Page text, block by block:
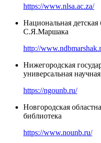
https://www.nlsa.ac.za/
Национальная
С.Я.Маршака
http://
Нижегородская
универсальная
https://ngounb.ru/
Новгородская
библиотека
https://www.nounb.ru/